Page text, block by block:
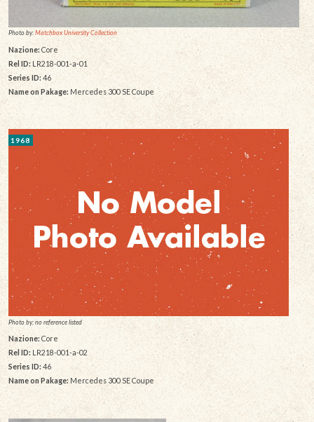
Photo by:Matchbox University Collection
Nazione: Core
Rel ID:LR218-001-a-01
Series ID: 46
Name on Pakage: Mercedes 300 SE Coupe
1968
Photo by: no reference listed
Nazione: Core
Rel ID:LR218-001-a-02
Series ID: 46
Name on Pakage: Mercedes 300 SE Coupe